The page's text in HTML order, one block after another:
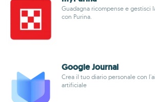
Guadagna ricompense e gestisci
con Purina.
Google Journal
Crea il tuo diario personale con
artificiale